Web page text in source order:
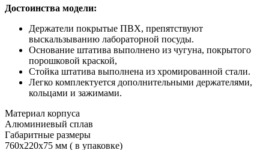
Достоинства модели:
Держатели покрытые ПВХ, препятствуют
выскальзыванию лабораторной посуды.
Основание штатива выполнено из чугуна, покрытого
порошковой краской,
Стойка штатива выполнена из хромированной стали.
Легко комплектуется дополнительными держателями,
кольцами и зажимами.
Материал корпуса
Алюминиевый сплав
Габаритные размеры
760х220х75 мм ( в упаковке)